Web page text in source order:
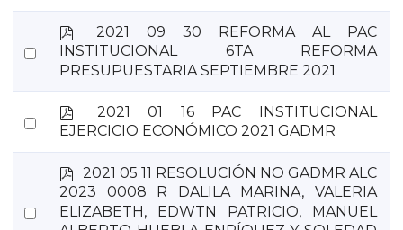
Select
p
d
f
2021 09 30 REFORMA AL PAC
INSTITUCIONAL 6TA REFORMA
PRESUPUESTARIA SEPTIEMBRE 2021
Select
p
d
2021 01 16 PAC INSTITUCIONAL
EJERCICIO ECONÓMICO 2021 GADMR
Select
p
d
f
2021 05 11 RESOLUCIÓN NO GADMR ALC
2023 0008 R DALILA MARINA, VALERIA
ELIZABETH, EDWTN PATRICIO, MANUEL